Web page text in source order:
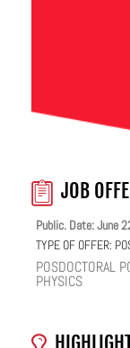
JOB
Public. Date: June
TYPE OF OFFER:
POSDOCTORAL
PHYSICS